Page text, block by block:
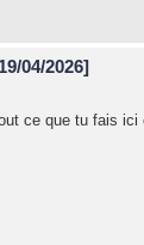
04/2026]
ce que tu fais